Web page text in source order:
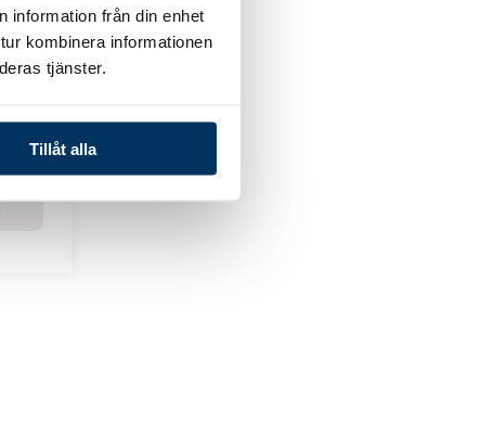
information från din enhet
kombinera informationen
tjänster.
Tillåt alla
VS